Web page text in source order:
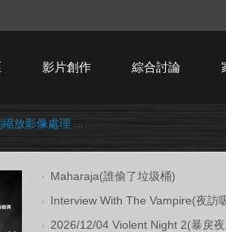
影片創作 綜合討論
放影像處理 ...
Maharaja(誰偷了垃圾桶)
Interview With The Vampire(夜訪
2026/12/04 Violent Night 2(暴戾